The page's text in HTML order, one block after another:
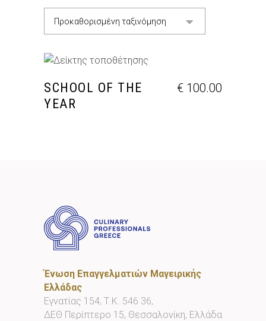
Προκαθορισμένη ταξινόμηση
ΠΡΟΣΘΉΚΗ ΣΤΟ ΚΑΛΆΘΙ
SCHOOL OF THE
YEAR
€ 100.00
Ένωση Επαγγελματιών Μαγειρικής
Ελλάδας
Εγνατίας 154, Τ.Κ. 546 36,
ΔΕΘ Περίπτερο 15, Θεσσαλονίκη, Ελλάδα